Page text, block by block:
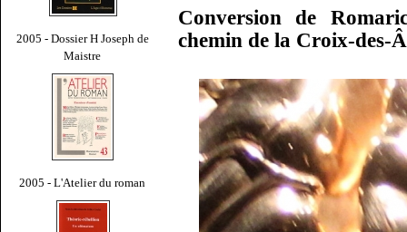
2005 - Dossier H Joseph de
Maistre
2005 - L'Atelier du roman
Conversion de
chemin de la Croix-des-